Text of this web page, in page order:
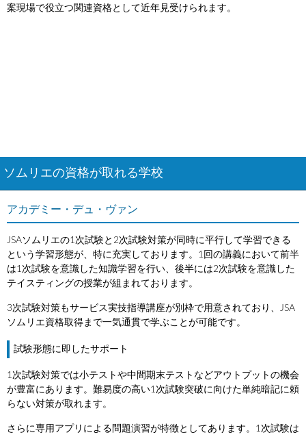
案現場で役立つ関連資格として近年見受けられます。
ソムリエの資格が取れる学校
アカデミー・デュ・ヴァン
JSAソムリエの1次試験と2次試験対策が同時に平行して学習できる
という学習形態が、特に充実しております。1回の講義において前半
は1次試験を意識した知識学習を行い、後半には2次試験を意識した
テイスティングの授業が組まれております。
3次試験対策もサービス実技指導講座が別枠で用意されており、JSA
ソムリエ資格取得まで一気通貫で学ぶことが可能です。
試験形態に即したサポート
1次試験対策では小テストや中間期末テストなどアウトプットの機会
が豊富にあります。難易度の高い1次試験突破に向けた単純暗記に頼
らない対策が取れます。
さらに専用アプリによる問題演習が特徴としてあります。1次試験は